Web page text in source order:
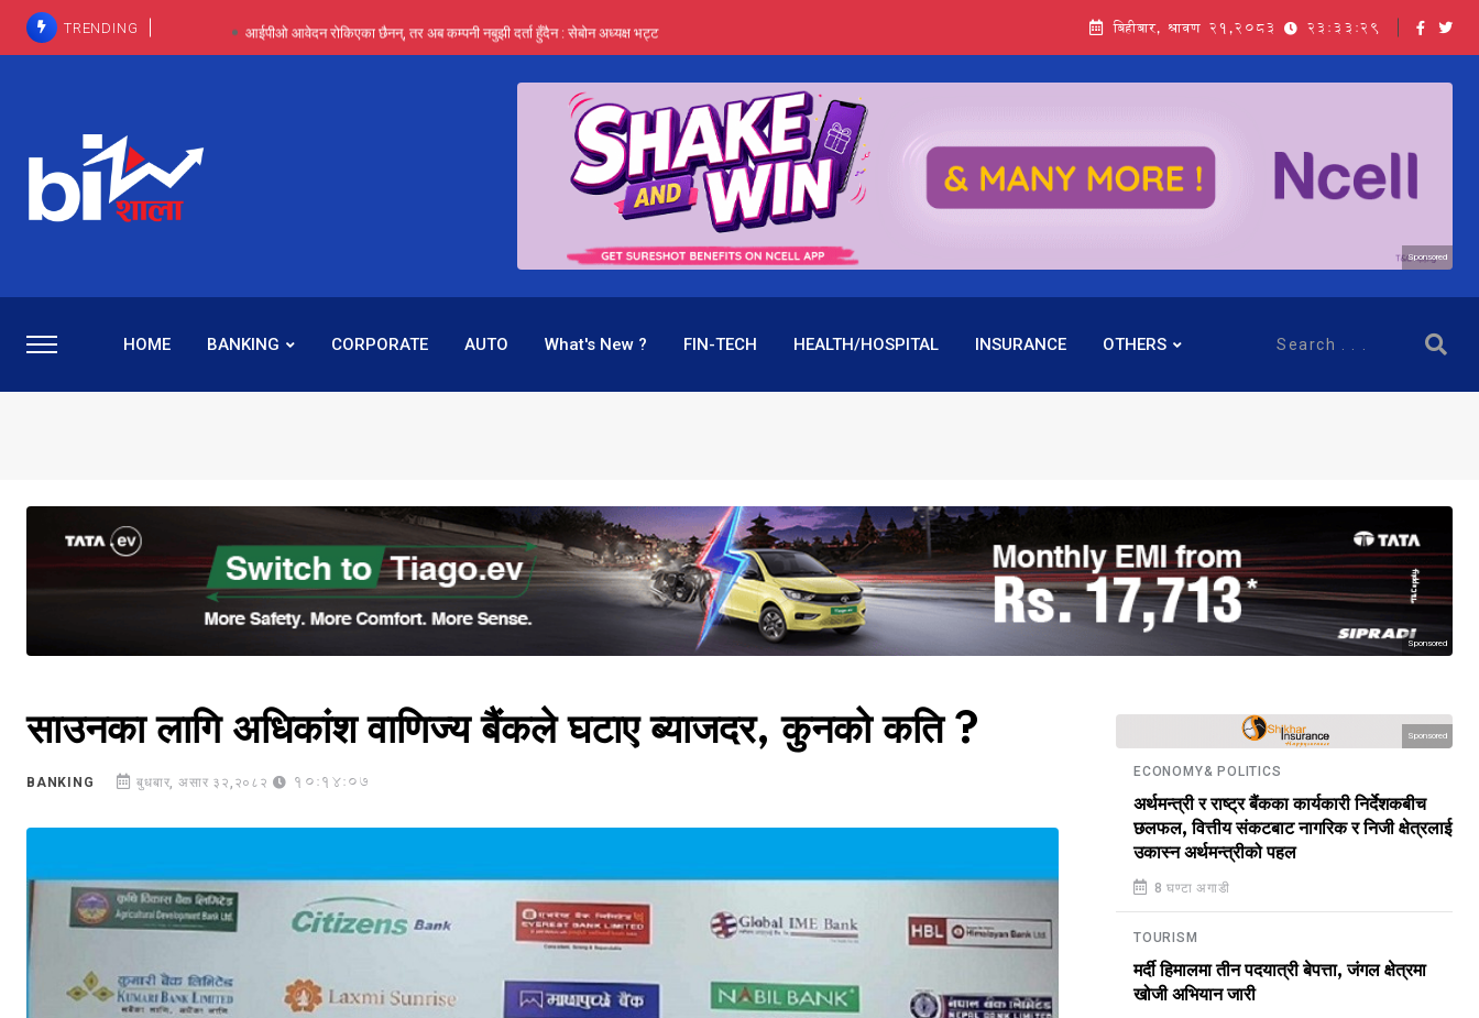
TRENDING आईपीओ आवेदन रोकिएका छैनन्, तर अब कम्पनी नबुझी दर्ता हुँदैन : सेबोन अध्यक्ष भट्ट
पाँच वर्षसम्म अदालत मौन, पद सकिएपछि महाप्रसाद ‘योग्य’ !
प्रभू बैंकका सञ्चालक बस्नेतमाथि राष्ट्र बैंकको ‘कन्सर्न’, प्रवक्ता भन्छन्- समूह फेरेर सञ्चालक पदमा बस्न मिल्दैन
५-६ वर्षदेखि बढुवा नहुँदा निराश थिइन् रश्मी, जागिर परिवर्तनको प्रयास पनि असफल
बिहीबार, श्रावण २१,२०८३ 23:33:30
Sponsored
HOME BANKING CORPORATE AUTO What's New ? FIN-TECH HEALTH/HOSPITAL INSURANCE OTHERS
Sponsored
साउनका लागि अधिकांश वाणिज्य बैंकले घटाए ब्याजदर, कुनको कति ?
BANKING बुधबार, असार ३२,२०८२ 10:14:07
Sponsored
ECONOMY& POLITICS
अर्थमन्त्री र राष्ट्र बैंकका कार्यकारी निर्देशकबीच
छलफल, वित्तीय संकटबाट नागरिक र निजी क्षेत्रलाई
उकास्न अर्थमन्त्रीको पहल
8 घण्टा अगाडी
TOURISM
मर्दी हिमालमा तीन पदयात्री बेपत्ता, जंगल क्षेत्रमा
खोजी अभियान जारी